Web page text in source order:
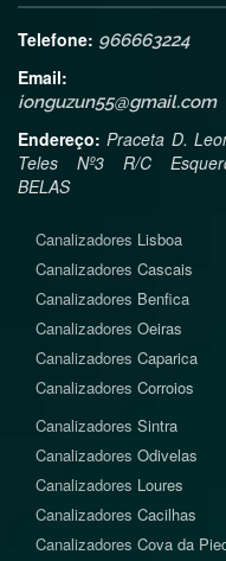
Telefone: 966663224
Email:
ionguzun55@gmail.com
Endereço: Praceta D.
Teles Nº3 R/C
BELAS
Canalizadores Lisboa
Canalizadores Cascais
Canalizadores Benfica
Canalizadores Oeiras
Canalizadores Caparica
Canalizadores Corroios
Canalizadores Sintra
Canalizadores Odivelas
Canalizadores Loures
Canalizadores Cacilhas
Canalizadores Cova da